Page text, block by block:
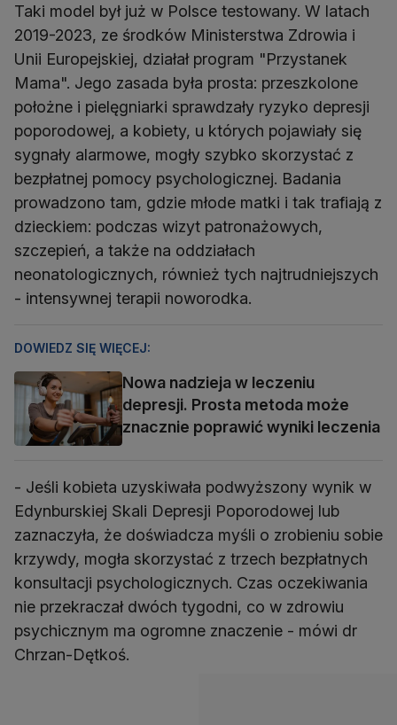
Taki model był już w Polsce testowany. W latach
2019-2023, ze środków Ministerstwa Zdrowia i
Unii Europejskiej, działał program "Przystanek
Mama". Jego zasada była prosta: przeszkolone
położne i pielęgniarki sprawdzały ryzyko depresji
poporodowej, a kobiety, u których pojawiały się
sygnały alarmowe, mogły szybko skorzystać z
bezpłatnej pomocy psychologicznej. Badania
prowadzono tam, gdzie młode matki i tak trafiają z
dzieckiem: podczas wizyt patronażowych,
szczepień, a także na oddziałach
neonatologicznych, również tych najtrudniejszych
- intensywnej terapii noworodka.
DOWIEDZ SIĘ WIĘCEJ:
Nowa nadzieja w leczeniu
depresji. Prosta metoda może
znacznie poprawić wyniki leczenia
- Jeśli kobieta uzyskiwała podwyższony wynik w
Edynburskiej Skali Depresji Poporodowej lub
zaznaczyła, że doświadcza myśli o zrobieniu sobie
krzywdy, mogła skorzystać z trzech bezpłatnych
konsultacji psychologicznych. Czas oczekiwania
nie przekraczał dwóch tygodni, co w zdrowiu
psychicznym ma ogromne znaczenie - mówi dr
Chrzan-Dętkoś.